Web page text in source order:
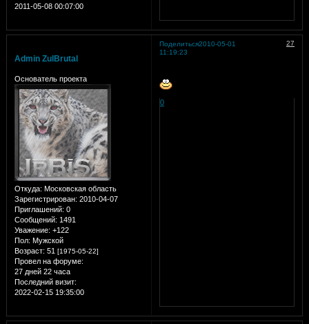
2011-05-08 00:07:00
Поделиться 27
2010-05-01
11:19:23
Admin ZulBrutal
Основатель проекта
Откуда: Московская область
Зарегистрирован: 2010-04-07
Приглашений: 0
Сообщений: 1491
Уважение: +122
Пол: Мужской
Возраст: 51 [1975-05-22]
Провел на форуме:
27 дней 22 часа
Последний визит:
2022-02-15 19:35:00
0